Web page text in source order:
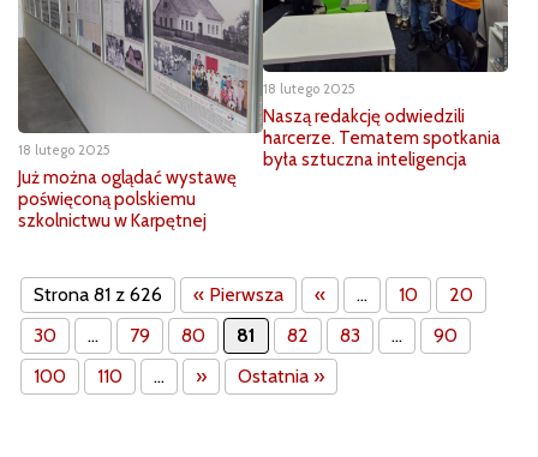
18 lutego 2025
Już można oglądać wystawę
poświęconą polskiemu
szkolnictwu w Karpętnej
18 lutego 2025
Naszą redakcję odwiedzili
harcerze. Tematem spotkania
była sztuczna inteligencja
Strona 81 z 626 « Pierwsza « ... 10
20
30
... 79 80 81 82 83 ...
90
100
110 ... » Ostatnia »